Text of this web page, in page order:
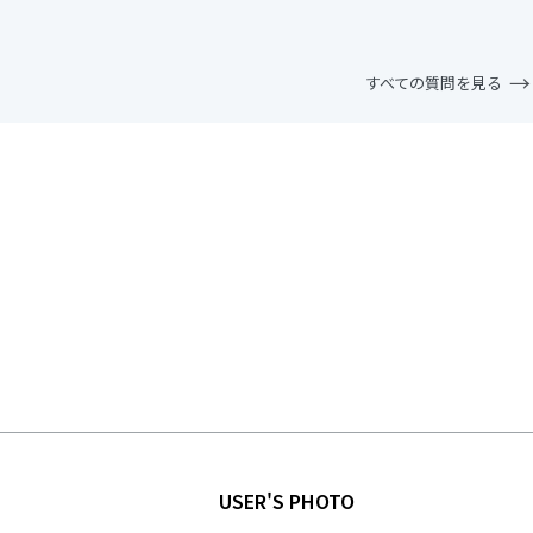
すべての質問を見る
USER'S PHOTO